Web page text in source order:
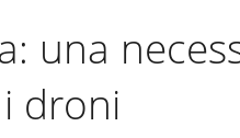
una
droni